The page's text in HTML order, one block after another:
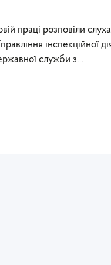
праці розповіли
інспекційної
служби з…